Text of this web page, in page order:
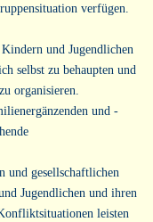
verfügen.
und Jugendlichen
selbst zu behaupten und
organisieren.
und -
und gesellschaftlichen
Jugendlichen und ihren
leisten